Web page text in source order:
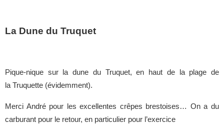
La Dune du Truquet
Pique-nique sur la dune du Truquet, en haut de la plage de
la Truquette (évidemment).
Merci André pour les excellentes crêpes brestoises… On a du
carburant pour le retour, en particulier pour l’exercice